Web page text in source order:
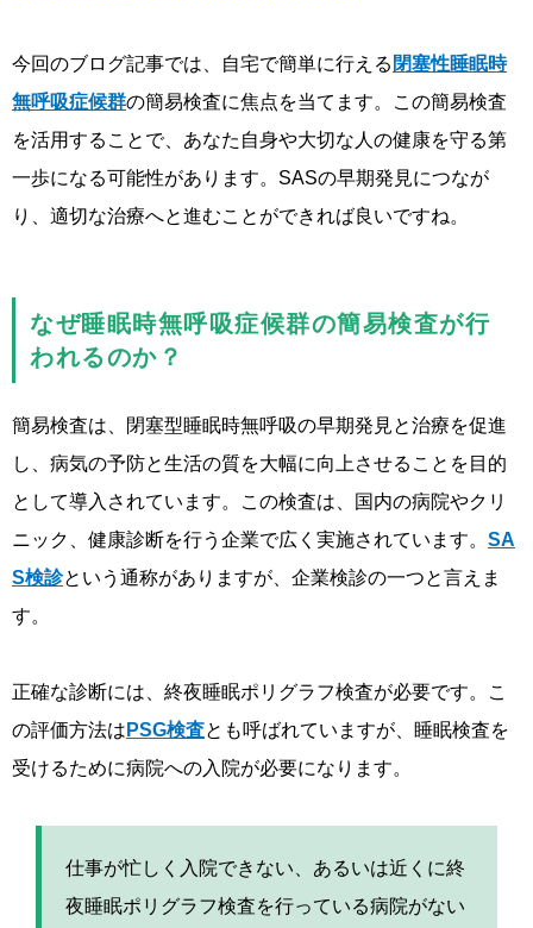
今回のブログ記事では、自宅で簡単に行える 閉塞性睡眠時
無呼吸症候群の簡易検査に焦点を当てます。この簡易検査
を活用することで、あなた自身や大切な人の健康を守る第
一歩になる可能性があります。SASの早期発見につなが
り、適切な治療へと進むことができれば良いですね。
なぜ睡眠時無呼吸症候群の簡易検査が行
われるのか？
簡易検査は、閉塞型睡眠時無呼吸の早期発見と治療を促進
し、病気の予防と生活の質を大幅に向上させることを目的
として導入されています。この検査は、国内の病院やクリ
ニック、健康診断を行う企業で広く実施されています。 SA
S検診という通称がありますが、企業検診の一つと言えま
す。
正確な診断には、終夜睡眠ポリグラフ検査が必要です。こ
の評価方法は PSG検査とも呼ばれていますが、睡眠検査を
受けるために病院への入院が必要になります。
仕事が忙しく入院できない、あるいは近くに終
夜睡眠ポリグラフ検査を行っている病院がない